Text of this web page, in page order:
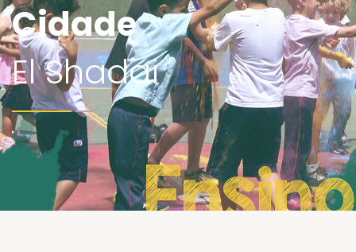
Ensino
Cidade
El Shadai